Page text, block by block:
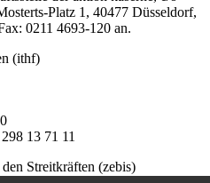
Platz 1, 40477 Düsseldorf,
0211 4693-120 an.
(ithf)
13 71 11
Streitkräften (zebis)